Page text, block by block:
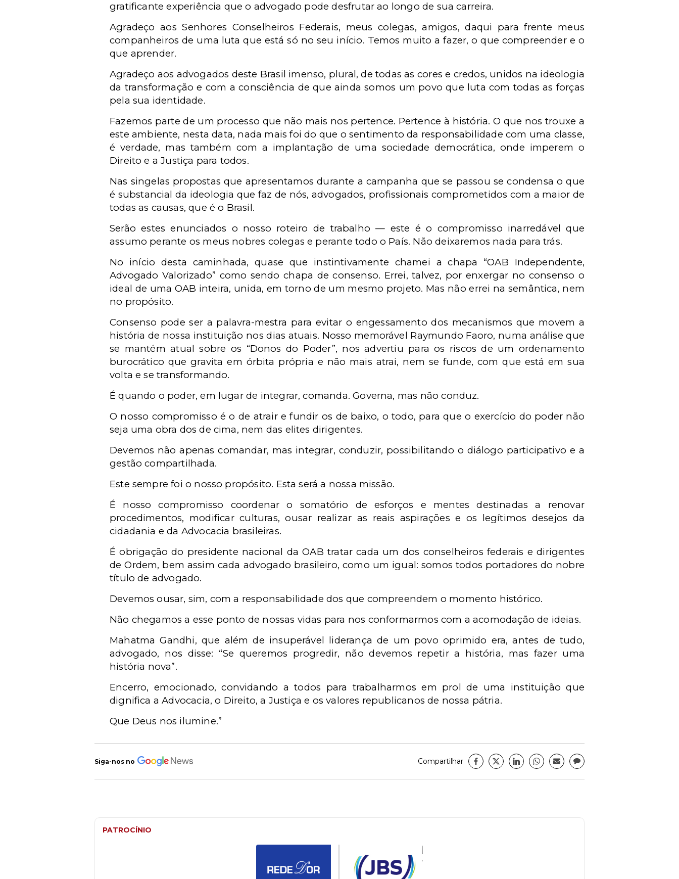
gratificante experiência que o advogado pode desfrutar ao longo de sua carreira.
Agradeço aos Senhores Conselheiros Federais, meus colegas, amigos, daqui para frente meus
companheiros de uma luta que está só no seu início. Temos muito a fazer, o que compreender e o
que aprender.
Agradeço aos advogados deste Brasil imenso, plural, de todas as cores e credos, unidos na ideologia
da transformação e com a consciência de que ainda somos um povo que luta com todas as forças
pela sua identidade.
Fazemos parte de um processo que não mais nos pertence. Pertence à história. O que nos trouxe a
este ambiente, nesta data, nada mais foi do que o sentimento da responsabilidade com uma classe,
é verdade, mas também com a implantação de uma sociedade democrática, onde imperem o
Direito e a Justiça para todos.
Nas singelas propostas que apresentamos durante a campanha que se passou se condensa o que
é substancial da ideologia que faz de nós, advogados, profissionais comprometidos com a maior de
todas as causas, que é o Brasil.
Serão estes enunciados o nosso roteiro de trabalho — este é o compromisso inarredável que
assumo perante os meus nobres colegas e perante todo o País. Não deixaremos nada para trás.
No início desta caminhada, quase que instintivamente chamei a chapa “OAB Independente,
Advogado Valorizado” como sendo chapa de consenso. Errei, talvez, por enxergar no consenso o
ideal de uma OAB inteira, unida, em torno de um mesmo projeto. Mas não errei na semântica, nem
no propósito.
Consenso pode ser a palavra-mestra para evitar o engessamento dos mecanismos que movem a
história de nossa instituição nos dias atuais. Nosso memorável Raymundo Faoro, numa análise que
se mantém atual sobre os “Donos do Poder”, nos advertiu para os riscos de um ordenamento
burocrático que gravita em órbita própria e não mais atrai, nem se funde, com que está em sua
volta e se transformando.
É quando o poder, em lugar de integrar, comanda. Governa, mas não conduz.
O nosso compromisso é o de atrair e fundir os de baixo, o todo, para que o exercício do poder não
seja uma obra dos de cima, nem das elites dirigentes.
Devemos não apenas comandar, mas integrar, conduzir, possibilitando o diálogo participativo e a
gestão compartilhada.
Este sempre foi o nosso propósito. Esta será a nossa missão.
É nosso compromisso coordenar o somatório de esforços e mentes destinadas a renovar
procedimentos, modificar culturas, ousar realizar as reais aspirações e os legítimos desejos da
cidadania e da Advocacia brasileiras.
É obrigação do presidente nacional da OAB tratar cada um dos conselheiros federais e dirigentes
de Ordem, bem assim cada advogado brasileiro, como um igual: somos todos portadores do nobre
título de advogado.
Devemos ousar, sim, com a responsabilidade dos que compreendem o momento histórico.
Não chegamos a esse ponto de nossas vidas para nos conformarmos com a acomodação de ideias.
Mahatma Gandhi, que além de insuperável liderança de um povo oprimido era, antes de tudo,
advogado, nos disse: “Se queremos progredir, não devemos repetir a história, mas fazer uma
história nova”.
Encerro, emocionado, convidando a todos para trabalharmos em prol de uma instituição que
dignifica a Advocacia, o Direito, a Justiça e os valores republicanos de nossa pátria.
Que Deus nos ilumine.”
Siga-nos no Compartilhar
PATROCÍNIO